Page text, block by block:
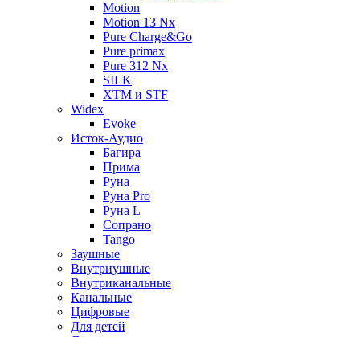
Motion
Motion 13 Nx
Pure Charge&Go
Pure primax
Pure 312 Nx
SILK
XTM и STF
Widex
Evoke
Исток-Аудио
Багира
Прима
Руна
Руна Pro
Руна L
Сопрано
Tango
Заушные
Внутриушные
Внутриканальные
Канальные
Цифровые
Для детей